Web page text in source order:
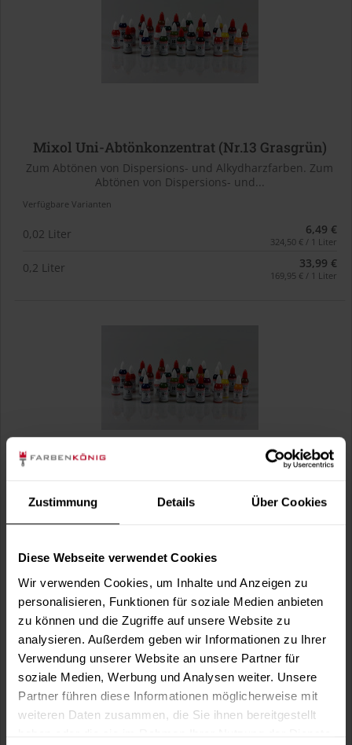
Zustimmung Details Über Cookies
Diese Webseite verwendet Cookies
Wir verwenden Cookies, um Inhalte und Anzeigen zu
personalisieren, Funktionen für soziale Medien anbieten
zu können und die Zugriffe auf unsere Website zu
analysieren. Außerdem geben wir Informationen zu Ihrer
Verwendung unserer Website an unsere Partner für
soziale Medien, Werbung und Analysen weiter. Unsere
Partner führen diese Informationen möglicherweise mit
weiteren Daten zusammen, die Sie ihnen bereitgestellt
Mixol Uni-Abtönkonzentrat (Nr.13 Grasgrün)
Zum Abtönen von Dispersions- und Alkydharzfarben. Zum
Abtönen von Dispersions- und...
Verfügbare Varianten
0,02 Liter 6,49 €
324,50 € / 1 Liter
0,2 Liter 33,99 €
169,95 € / 1 Liter
Mixol Uni-Abtönkonzentrat (Nr.14 Oxid-Grün)
Zum Abtönen von Dispersions- und Alkydharzfarben. Zum
Abtönen von Dispersions- und...
0,02 Liter 324,50 € / 1 Liter
0,2 Liter 33,99 €
169,95 € / 1 Liter